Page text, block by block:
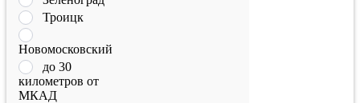
Троицк
Новомосковский
до 30
километров от
МКАД